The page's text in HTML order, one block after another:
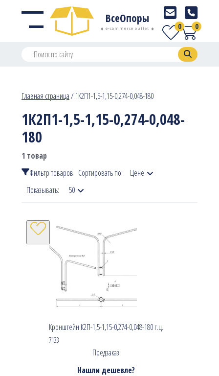
ВсеОпоры
e-commerce outlet 0
0
Главная страница/1К2П1-1,5-1,15-0,274-0,048-180
1К2П1-1,5-1,15-0,274-0,048-
180
1 товар
Фильтр товаров Сортировать по:
Цене
Показывать:
50
Кронштейн К2П-1,5-1,15-0,274-0,048-180 г.ц.
7133
Предзаказ
Нашли дешевле?